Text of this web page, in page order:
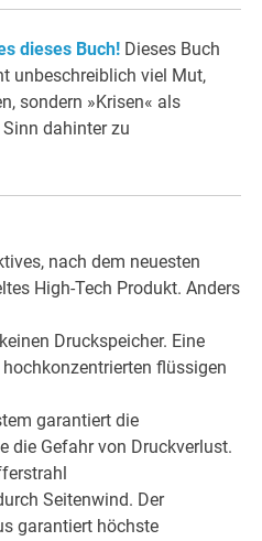
dieses Buch! Dieses Buch
unbeschreiblich viel Mut,
sondern »Krisen« als
dahinter zu
nach dem neuesten
High-Tech Produkt. Anders
Druckspeicher. Eine
flüssigen
garantiert die
die Gefahr von Druckverlust.
Seitenwind. Der
garantiert höchste